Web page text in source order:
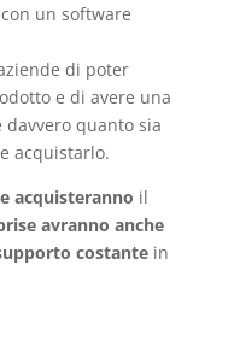
un software
di poter
e di avere una
quanto sia
acquistarlo.
acquisteranno il
avranno anche
costantein